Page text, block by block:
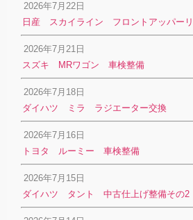
2026年7月22日
日産 スカイライン フロントアッパー
2026年7月21日
スズキ MRワゴン 車検整備
2026年7月18日
ダイハツ ミラ ラジエーター交換
2026年7月16日
トヨタ ルーミー 車検整備
2026年7月15日
ダイハツ タント 中古仕上げ整備その2